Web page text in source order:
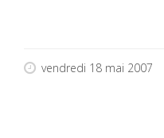
vendredi 18 mai 2007